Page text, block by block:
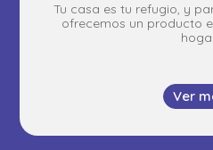
Tu casa es tu refugio, y
ofrecemos un producto
Ver